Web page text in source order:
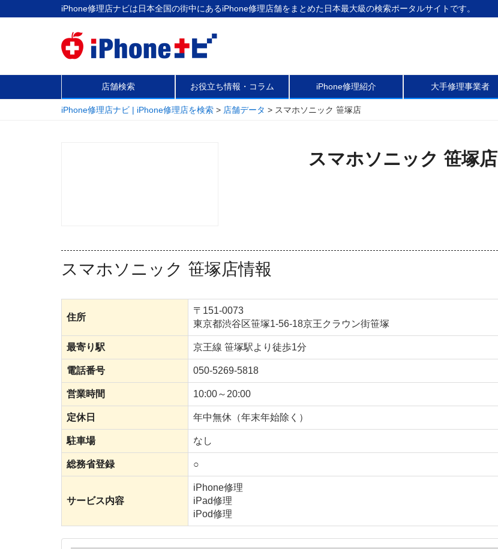
iPhone修理店ナビは日本全国の街中にあるiPhone修理店舗をまとめた日本最大級の検索ポータルサイトです。
店舗検索 お役立ち情報・コラム iPhone修理紹介 大手修理事業者
iPhone修理店ナビ | iPhone修理店を検索 > 店舗データ > スマホソニック 笹塚店
スマホソニック 笹塚店
スマホソニック 笹塚店情報
住所
〒151-0073
東京都渋谷区笹塚1-56-18京王クラウン街笹塚
最寄り駅 京王線 笹塚駅より徒歩1分
電話番号 050-5269-5818
営業時間 10:00～20:00
定休日 年中無休（年末年始除く）
駐車場 なし
総務省登録 ○
サービス内容
iPhone修理
iPad修理
iPod修理